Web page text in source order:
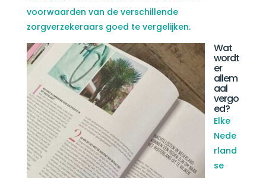
voorwaarden van de verschillende
zorgverzekeraars goed te vergelijken.
Wat
wordt
er
allem
aal
vergo
ed?
Elke
Nede
rland
se